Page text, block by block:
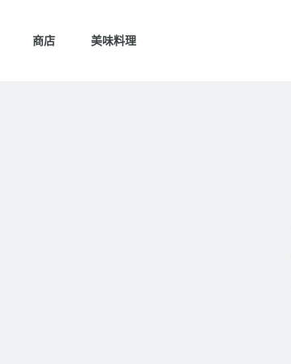
商店 美味料理